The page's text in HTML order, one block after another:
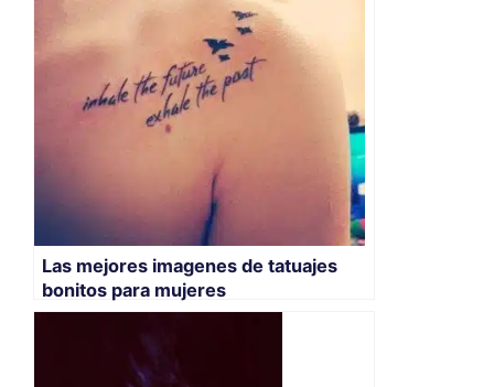
Las mejores imagenes de tatuajes
bonitos para mujeres